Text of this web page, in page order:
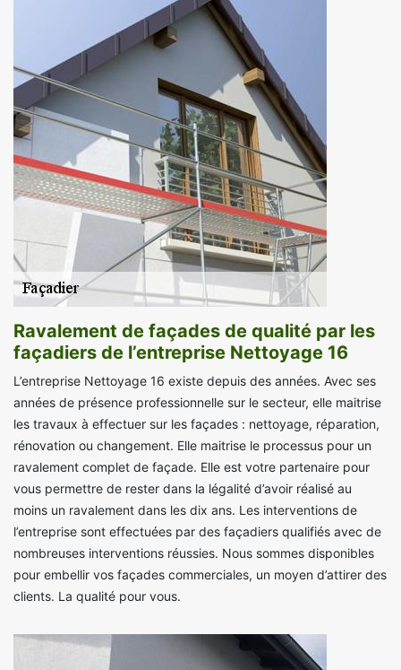
Ravalement de façades de qualité par les
façadiers de l’entreprise Nettoyage 16
L’entreprise Nettoyage 16 existe depuis des années. Avec ses
années de présence professionnelle sur le secteur, elle maitrise
les travaux à effectuer sur les façades : nettoyage, réparation,
rénovation ou changement. Elle maitrise le processus pour un
ravalement complet de façade. Elle est votre partenaire pour
vous permettre de rester dans la légalité d’avoir réalisé au
moins un ravalement dans les dix ans. Les interventions de
l’entreprise sont effectuées par des façadiers qualifiés avec de
nombreuses interventions réussies. Nous sommes disponibles
pour embellir vos façades commerciales, un moyen d’attirer des
clients. La qualité pour vous.